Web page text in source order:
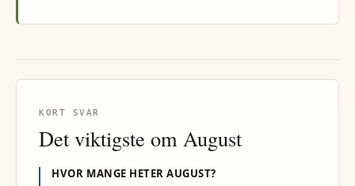
KORT SVAR
Det viktigste om August
HVOR MANGE HETERAUGUST?